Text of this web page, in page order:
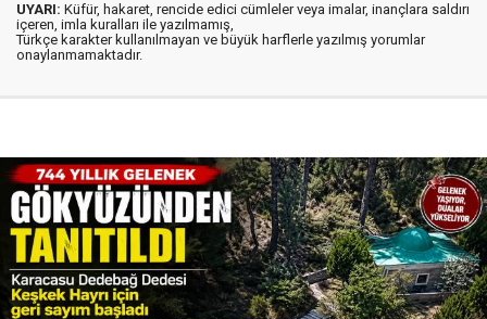
UYARI: Küfür, hakaret, rencide edici cümleler veya imalar, inançlara saldırı
içeren, imla kuralları ile yazılmamış,
Türkçe karakter kullanılmayan ve büyük harflerle yazılmış yorumlar
onaylanmamaktadır.